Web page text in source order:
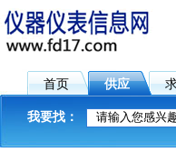
首页 供应
我要找：